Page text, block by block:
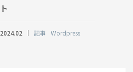
ト
2024.02 記事 Wordpress